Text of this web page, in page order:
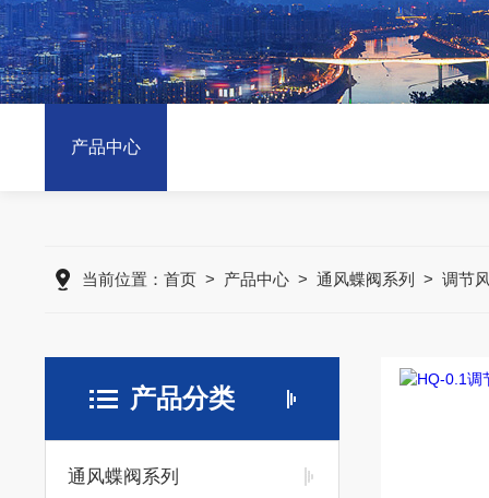
产品中心
当前位置： 首页> 产品中心> 通风蝶阀系列 > 调节
产品分类
通风蝶阀系列